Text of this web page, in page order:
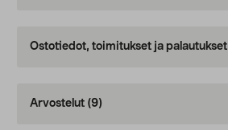
Ostotiedot, toimitukset ja palautukset
Arvostelut (9)